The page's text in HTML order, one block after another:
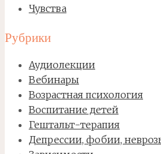
Чувства
Рубрики
Аудиолекции
Вебинары
Возрастная психология
Воспитание детей
Гештальт-терапия
Депрессии, фобии,